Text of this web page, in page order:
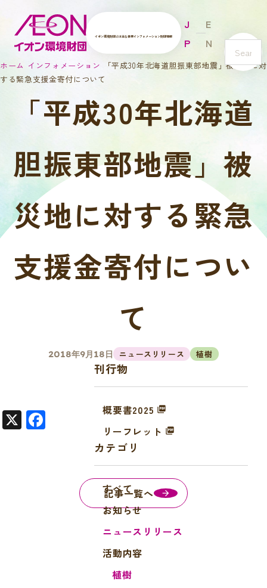
イオン環境財団とは主な事業インフォメーション財団情報
J
P
E
N
s
e
r
c
ホーム インフォメーション
「平成30年北海道胆振東部地震」被災地に対
する緊急支援金寄付について
「平成30年北海道
胆振東部地震」被
災地に対する緊急
支援金寄付につい
て
2018年9月18日 ニュースリリース 植樹
X
記事一覧へ
刊行物
概要書2025
リーフレット
カテゴリ
すべて
お知らせ
ニュースリリース
活動内容
植樹